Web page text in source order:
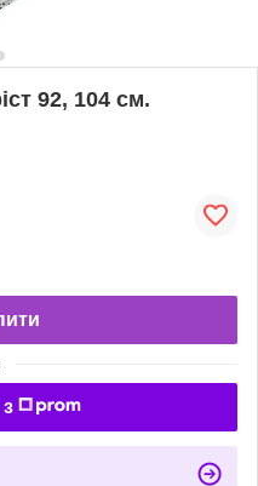
92, 104 см.